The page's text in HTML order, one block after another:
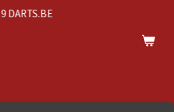
9 DARTS.BE